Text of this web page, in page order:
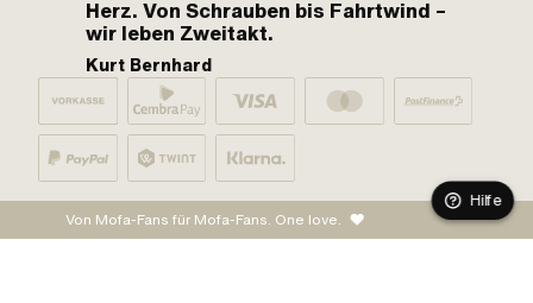
Herz. Von Schrauben bis Fahrtwind –
wir leben Zweitakt.
Kurt Bernhard
Von Mofa-Fans für Mofa-Fans. One love.
Hilfe